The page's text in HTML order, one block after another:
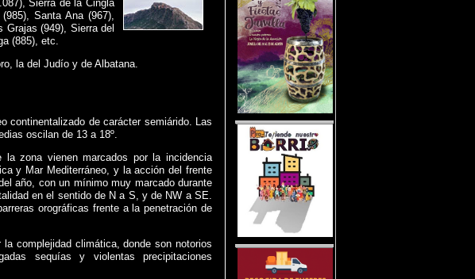
Sierra de la Cingla
Santa Ana (967),
Grajas (949), Sierra del
(885), etc.
la del Judío y de Albatana.
continentalizado de carácter semiárido. Las
oscilan de 13 a 18º.
la zona vienen marcados por la incidencia
y Mar Mediterráneo, y la acción del frente
año, con un mínimo muy marcado durante
en el sentido de N a S, y de NW a SE.
orográficas frente a la penetración de
complejidad climática, donde son notorios
sequías y violentas precipitaciones